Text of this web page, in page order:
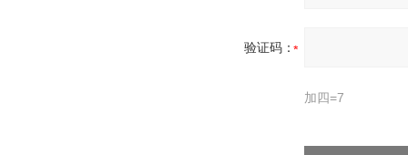
验证码：
加四=7